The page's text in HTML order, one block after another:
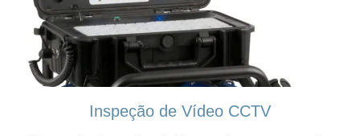
Inspeção de Vídeo CCTV